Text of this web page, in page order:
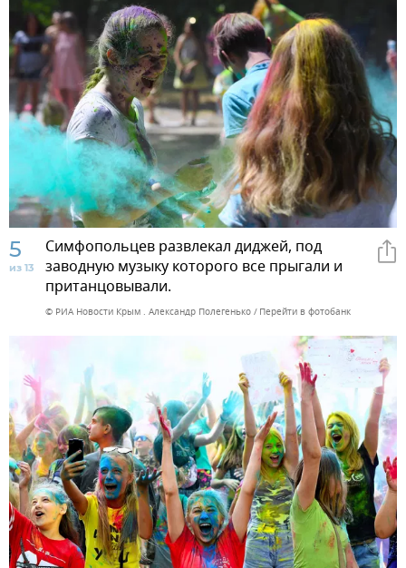
5
из 13
Симфопольцев развлекал диджей, под
заводную музыку которого все прыгали и
пританцовывали.
© РИА Новости Крым . Александр Полегенько Перейти в фотобанк